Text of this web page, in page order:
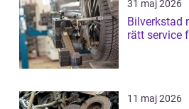
31 maj 2026
Bilverkstad
rätt service
11 maj 2026